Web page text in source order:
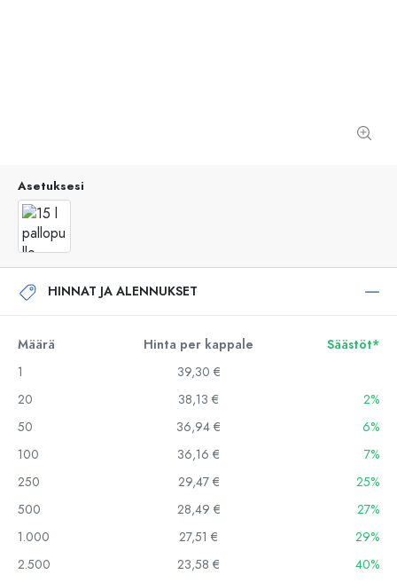
Asetuksesi
HINNAT JA ALENNUKSET
Määrä Hinta per kappale
Säästöt*
1
39,30 €
20
38,13 €
2%
50
36,94 €
6%
100
36,16 €
7%
250
29,47 €
25%
500
28,49 €
27%
1.000
27,51 €
29%
2.500
23,58 € 40%